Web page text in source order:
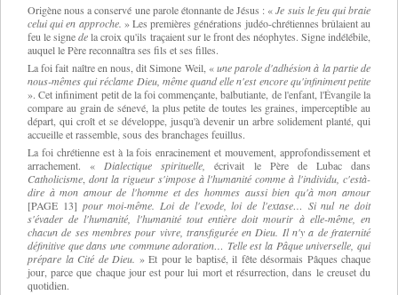
Origène nous a conservé une parole étonnante de Jésus : «Je suis le feu qui braie
celui qui en approche. »Les premières générations judéo-chrétiennes brûlaient au
feu le signedela croix qu'ils traçaient sur le front des néophytes. Signe indélébile,
auquel le Père reconnaîtra ses fils et ses filles.
La foi fait naître en nous, dit Simone Weil, «une parole d'adhésion à la partie de
nous-mêmes qui réclame Dieu, même quand elle n'est encore qu'infiniment petite
».Cet infiniment petit de la foi commençante, balbutiante, del'enfant, l'Évangile la
compare au grainde sénevé, la plus petite de toutes les graines, imperceptible au
départ, qui croît et se développe, jusqu'à devenir un arbre solidement planté, qui
accueille et rassemble, sous des branchages feuillus.
La foi chrétienne est à la fois enracinement et mouvement, approfondissement et
arrachement. « Dialectique spirituelle,écrivait le Père de Lubac dans
Catholicisme dont la rigueur s'impose à l'humanité comme à l'individu, c'està-
dire à mon amour de l'homme et des hommes aussi bien qu'à mon amour
[PAGE 13] pour moi-même. Loi de l'exode, loi de l'extase… Si nul ne doit
s'évader de l'humanité, l'humanité tout entière doit mourir à elle-même, en
chacun de ses membres pour vivre, transfigurée en Dieu. Il n'y a de fraternité
définitive que dans une commune adoration… Telle est la Pâque universelle, qui
prépare la Cité de Dieu. » Et pour le baptisé, il fête désormais Pâques chaque
jour, parce que chaque jour est pour lui mort et résurrection, dans le creuset du
quotidien.